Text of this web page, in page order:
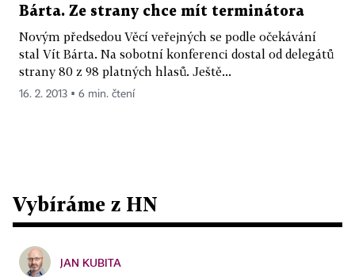
Bárta. Ze strany chce mít terminátora
Novým předsedou Věcí veřejných se podle očekávání
stal Vít Bárta. Na sobotní konferenci dostal od delegátů
strany 80 z 98 platných hlasů. Ještě...
16. 2. 2013 ▪ 6 min. čtení
Vybíráme z HN
JAN KUBITA